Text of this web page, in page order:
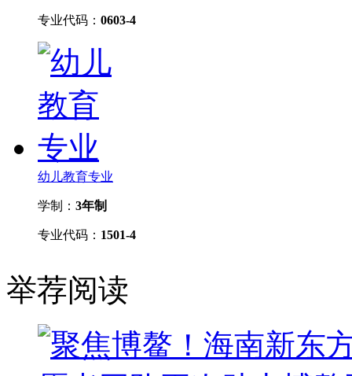
专业代码： 0603-4
幼儿教育专业
学制： 3年制
专业代码： 1501-4
举荐阅读